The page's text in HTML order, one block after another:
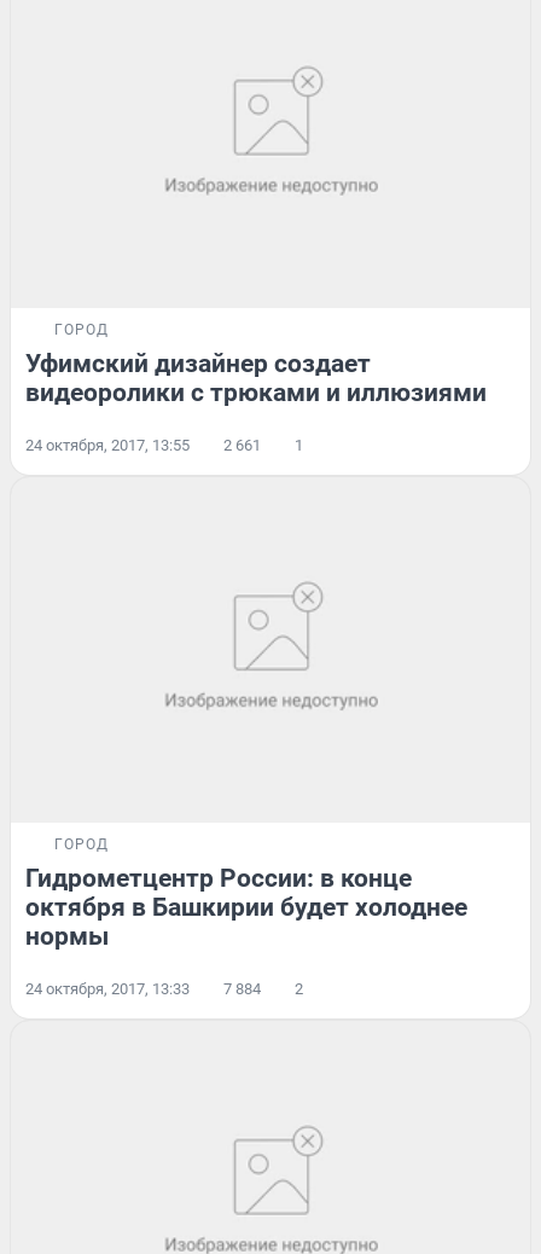
ГОРОД
Уфимский дизайнер создает
видеоролики с трюками и иллюзиями
24 октября, 2017, 13:55 2 661 1
ГОРОД
Гидрометцентр России: в конце
октября в Башкирии будет холоднее
нормы
24 октября, 2017, 13:33 7 884 2